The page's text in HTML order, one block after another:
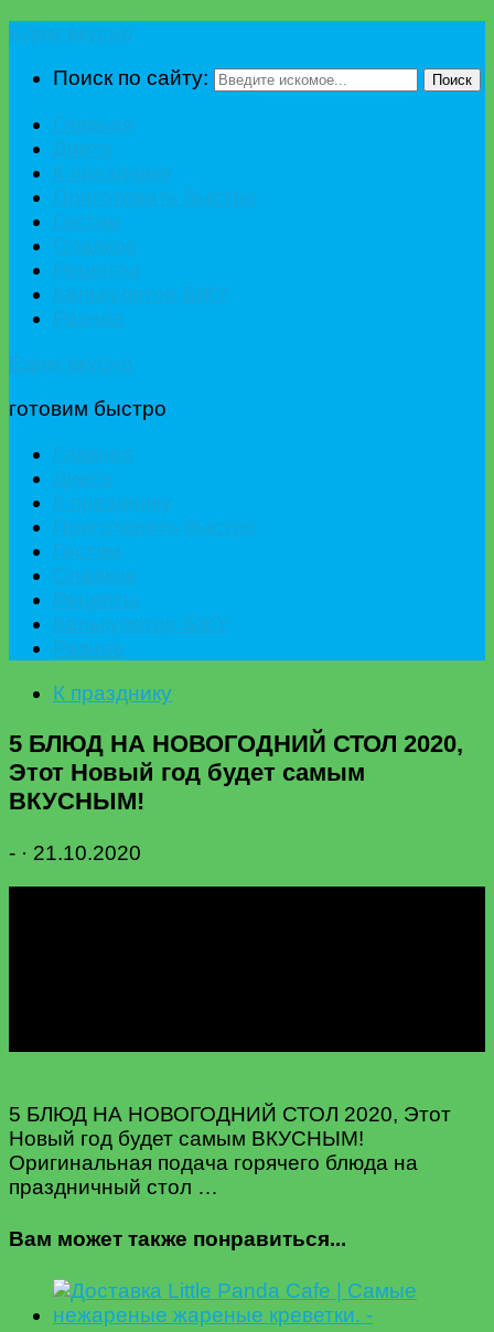
Поиск по сайту:
Поиск
готовим быстро
К празднику
5 БЛЮД НА НОВОГОДНИЙ СТОЛ 2020,
Этот Новый год будет самым
ВКУСНЫМ!
- · 21.10.2020
5 БЛЮД НА НОВОГОДНИЙ СТОЛ 2020, Этот
Новый год будет самым ВКУСНЫМ!
Оригинальная подача горячего блюда на
праздничный стол …
Вам может также понравиться...